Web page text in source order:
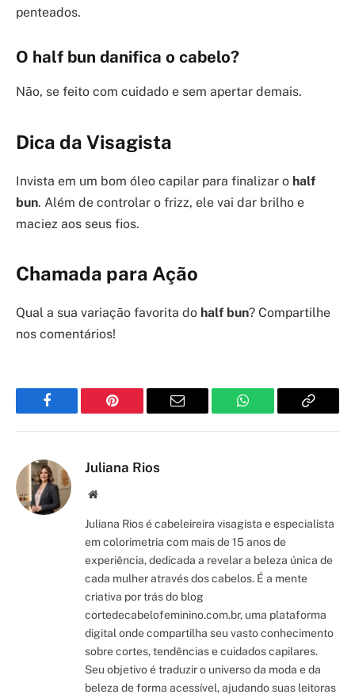
penteados.
O half bun danifica o cabelo?
Não, se feito com cuidado e sem apertar demais.
Dica da Visagista
Invista em um bom óleo capilar para finalizar o half
bun. Além de controlar o frizz, ele vai dar brilho e
maciez aos seus fios.
Chamada para Ação
Qual a sua variação favorita do half bun? Compartilhe
nos comentários!
Facebook Pinterest Email WhatsApp Copy
Juliana Rios
Site/Blog
Juliana Rios é cabeleireira visagista e especialista
em colorimetria com mais de 15 anos de
experiência, dedicada a revelar a beleza única de
cada mulher através dos cabelos. É a mente
criativa por trás do blog
cortedecabelofeminino.com.br, uma plataforma
digital onde compartilha seu vasto conhecimento
sobre cortes, tendências e cuidados capilares.
Seu objetivo é traduzir o universo da moda e da
beleza de forma acessível, ajudando suas leitoras